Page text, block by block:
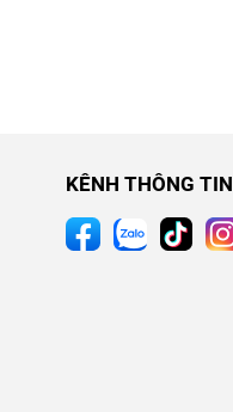
KÊNH THÔNG TIN